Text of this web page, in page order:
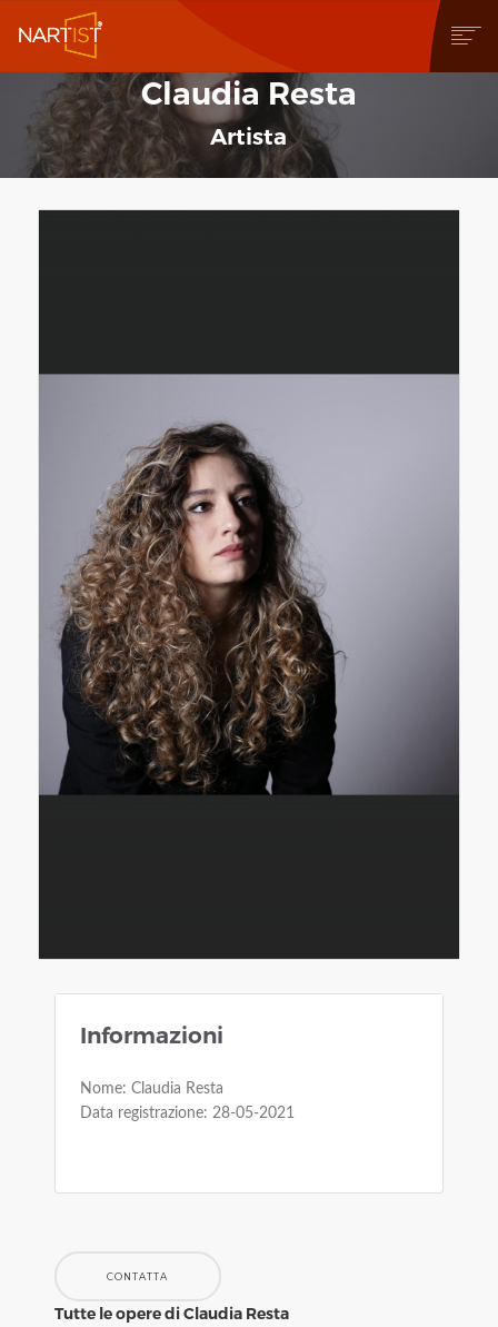
CHI SIAMO
COSA PUOI FARE
COMMUNITY
CONTEST
OPERE
Claudia Resta
Artista
Informazioni
Nome: Claudia Resta
Data registrazione: 28-05-2021
CONTATTA
Tutte le opere di Claudia Resta